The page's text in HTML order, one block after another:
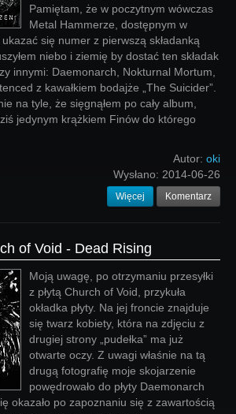
Pamiętam, że w poczytnym wówczas
Metal Hammerze, dostępnym w
się numer z pierwszą składanką
niebo i ziemię by dostać ten składak
innymi: Daemonarch, Nokturnal Mortum,
z kawałkiem bodajże „The Suicider”.
na tyle, że sięgnąłem po cały album,
jedynym krążkiem Finów do którego
Autor: oki
Wysłano: 2014-06-26
Więcej Komentarz
of Void - Dead Rising
Moją uwagę, po otrzymaniu przesyłki
z płytą Church of Void, przykuła
okładka płyty. Na jej froncie znajduje
się twarz kobiety, która na zdjęciu z
drugiej strony „pudełka” ma już
otwarte oczy. Z uwagi właśnie na tą
drugą fotografię moje skojarzenie
powędrowało do płyty Daemonarch
okazało po zapoznaniu się z zawartością